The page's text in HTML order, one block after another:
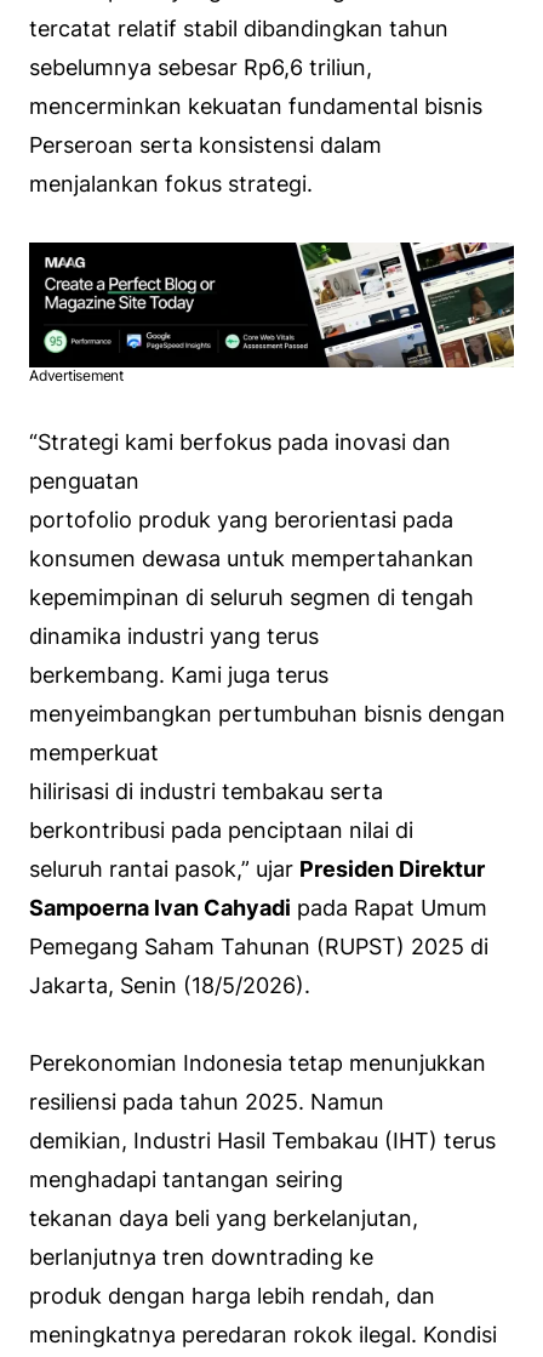
tercatat relatif stabil dibandingkan tahun
sebelumnya sebesar Rp6,6 triliun,
mencerminkan kekuatan fundamental bisnis
Perseroan serta konsistensi dalam
menjalankan fokus strategi.
Advertisement
“Strategi kami berfokus pada inovasi dan
penguatan
portofolio produk yang berorientasi pada
konsumen dewasa untuk mempertahankan
kepemimpinan di seluruh segmen di tengah
dinamika industri yang terus
berkembang. Kami juga terus
menyeimbangkan pertumbuhan bisnis dengan
memperkuat
hilirisasi di industri tembakau serta
berkontribusi pada penciptaan nilai di
seluruh rantai pasok,” ujar Presiden Direktur
Sampoerna Ivan Cahyadi pada Rapat Umum
Pemegang Saham Tahunan (RUPST) 2025 di
Jakarta, Senin (18/5/2026).
Perekonomian Indonesia tetap menunjukkan
resiliensi pada tahun 2025. Namun
demikian, Industri Hasil Tembakau (IHT) terus
menghadapi tantangan seiring
tekanan daya beli yang berkelanjutan,
berlanjutnya tren downtrading ke
produk dengan harga lebih rendah, dan
meningkatnya peredaran rokok ilegal. Kondisi